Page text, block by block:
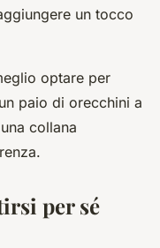
un tocco
optare per
paio di orecchini a
collana
per sé